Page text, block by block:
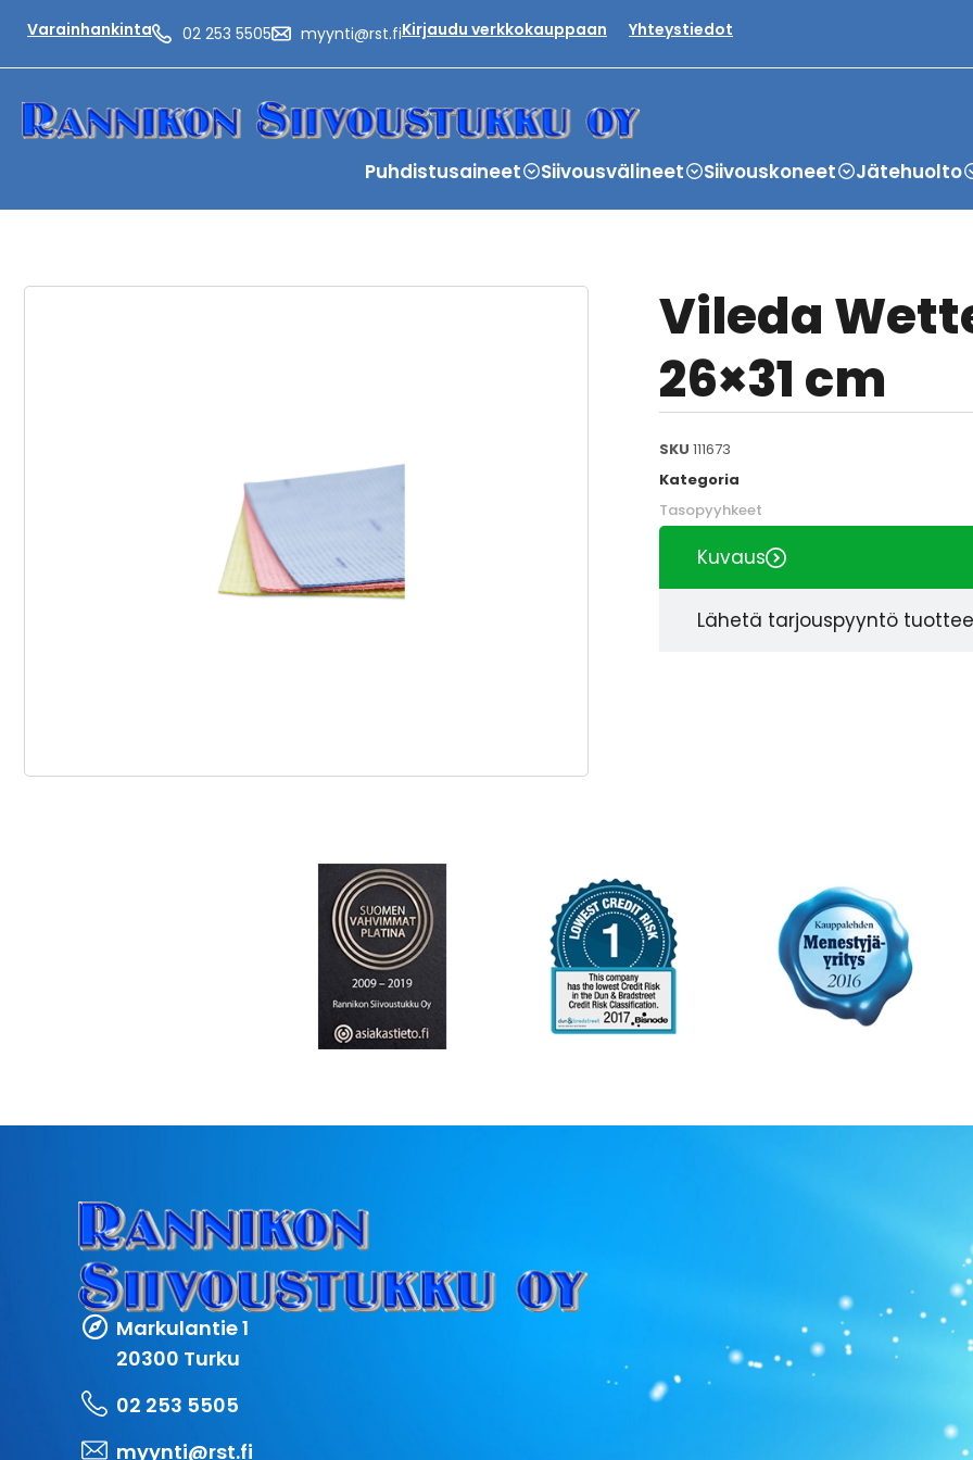
Varainhankinta 02 253 5505 myynti@rst.fiKirjaudu verkkokauppaan Yhteystiedot
Puhdistusaineet Siivousvälineet Siivouskoneet Jätehuolto
Vileda
26×31 cm
SKU 111673
Kategoria
Tasopyyhkeet
Kuvaus
Lähetä tarjouspyyntö
Markulantie 1
20300 Turku
02 253 5505
myynti@rst.fi